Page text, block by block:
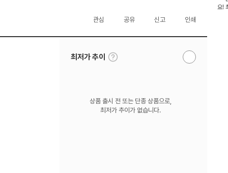
관심 공유 신고 인쇄
최저가 추이
툴
팁
알
상품 출시 전 또는 단종 상품으로,
최저가 추이가 없습니다.